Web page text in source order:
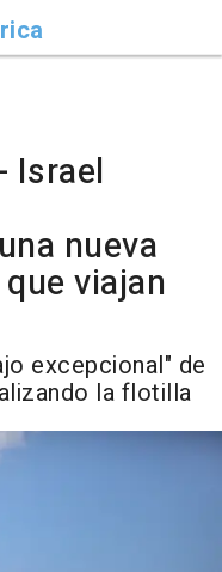
Israel
nueva
viajan
excepcional" de
la flotilla